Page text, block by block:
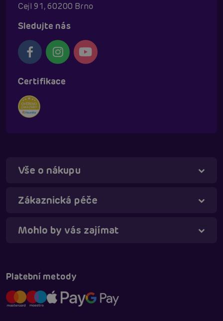
Cejl 91, 60200 Brno
Sledujte nás
Certifikace
Vše o nákupu
Zákaznická péče
Mohlo by vás zajímat
Platební metody
Táňa - virtuální asistentka